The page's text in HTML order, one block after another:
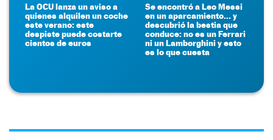
La OCU lanza un aviso a
quienes alquilen un coche
este verano: este
despiste puede costarte
cientos de euros
Se encontró a Leo Messi
en un aparcamiento... y
descubrió la bestia que
conduce: no es un Ferrari
ni un Lamborghini y esto
es lo que cuesta